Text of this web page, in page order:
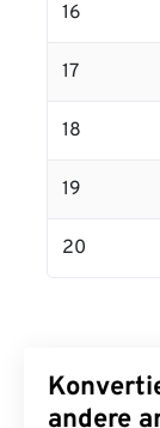
16
17
18
19
20
andere